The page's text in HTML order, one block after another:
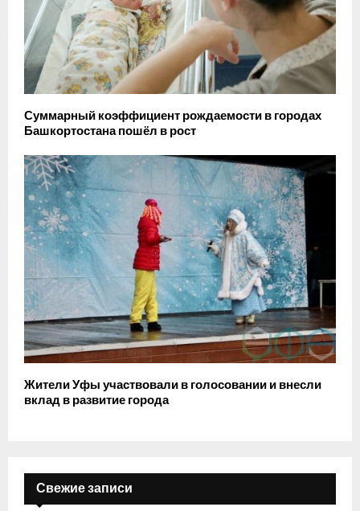
Суммарный коэффициент рождаемости в городах
Башкортостана пошёл в рост
Жители Уфы участвовали в голосовании и внесли
вклад в развитие города
Свежие записи